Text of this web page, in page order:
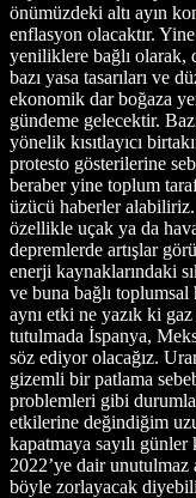
önümüzdeki altı ayın
enflasyon olacaktır.
yeniliklere bağlı olarak,
bazı yasa tasarıları ve
ekonomik dar boğaza
gündeme gelecektir.
yönelik kısıtlayıcı
protesto gösterilerine
beraber yine toplum
üzücü haberler
özellikle uçak ya da
depremlerde artışlar
enerji kaynaklarındaki
ve buna bağlı
aynı etki ne yazık ki
tutulmada İspanya,
söz ediyor olacağız.
gizemli bir patlama
problemleri gibi
etkilerine değindiğim
kapatmaya sayılı günler
2022’ye dair unutulmaz
böyle zorlayacak